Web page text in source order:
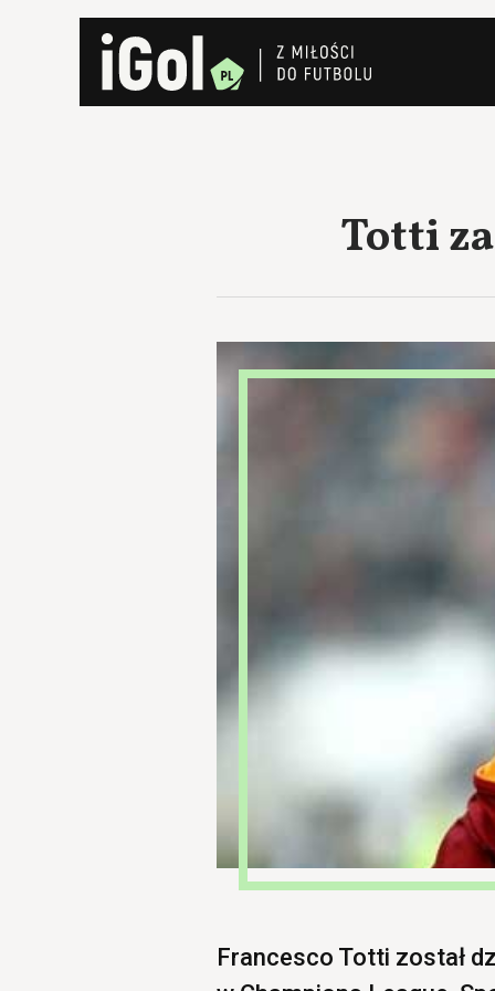
Totti
Francesco Totti został